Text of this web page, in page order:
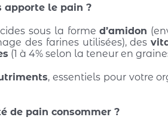
apporte le pain ?
sous la formed’amidon
des farines utilisées), des
(1 à 4% selon la teneur en
, essentiels pour votre
de pain consommer ?